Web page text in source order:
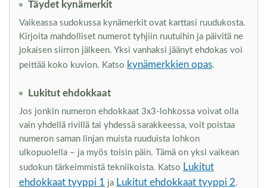
Täydet kynämerkit
Vaikeassa sudokussa kynämerkit ovat karttasi ruudukosta.
Kirjoita mahdolliset numerot tyhjiin ruutuihin ja päivitä ne
jokaisen siirron jälkeen. Yksi vanhaksi jäänyt ehdokas voi
peittää koko kuvion. Katso kynämerkkien opas.
Lukitut ehdokkaat
Jos jonkin numeron ehdokkaat 3x3-lohkossa voivat olla
vain yhdellä rivillä tai yhdessä sarakkeessa, voit poistaa
numeron saman linjan muista ruuduista lohkon
ulkopuolella – ja myös toisin päin. Tämä on yksi vaikean
sudokun tärkeimmistä tekniikoista. Katso Lukitut
ehdokkaat tyyppi 1 ja Lukitut ehdokkaat tyyppi 2.